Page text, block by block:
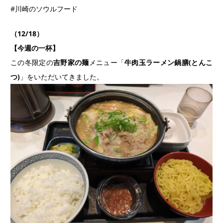
#川崎のソウルフード
（12/18）
【今週の一杯】
この冬限定の吉野家の麺メニュー「牛肉玉ラーメン鍋膳(とんこ
つ) 」をいただいてきました。